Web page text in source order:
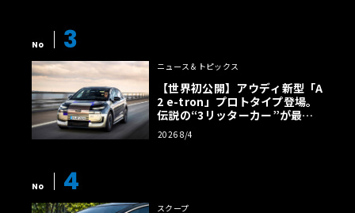
No 3
ニュース＆トピックス
【世界初公開】アウディ新型「A
2 e-tron」プロトタイプ登場。
伝説の“3リッターカー”が最高
効率エントリーBEVとして復活
【画像38枚】
2026 8/4
No 4
スクープ